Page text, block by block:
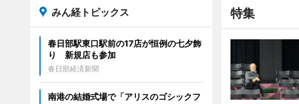
特集
みん経トピックス
春日部駅東口駅前の17店が恒例の七夕飾
り 新規店も参加
春日部経済新聞
南港の結婚式場で「アリスのゴシックフ